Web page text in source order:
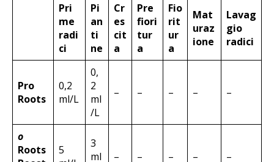
Pri
me
radi
ci
Pi
an
ti
ne
Cr
es
cit
a
Pre
fiori
tur
a
Fio
rit
ur
a
Mat
uraz
ione
Lavag
gio
radici
Pro
Roots
0,2
ml/L
0,
2
ml
/L
– – – – –
o
Roots
5
3
ml
– – – – –